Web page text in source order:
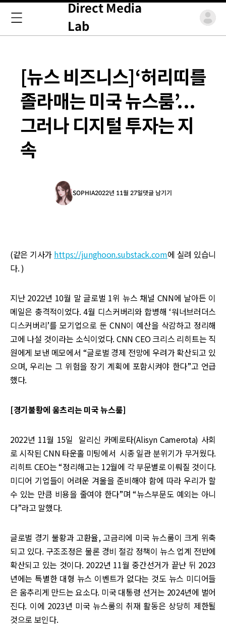
Direct Media
Lab
[뉴스 비즈니스]‘허리띠를
졸라매는 미국 뉴스룸’...
그러나 디지털 투자는 지
속
SOPHIA2022년 11월 27일댓글 남기기
(같은 기사가 https://junghoon.substack.com에 실려 있습니
다. )
지난 2022년 10월 말 글로벌 1위 뉴스 채널 CNN에 날아든 이
메일은 충격적이었다. 4월 디스커버리와 합병해 ‘워너브러더스
디스커버리’를 모기업으로 둔 CNN이 예산을 삭감하고 정리해
고에 나설 것이라는 소식이었다. CNN CEO 크리스 리히트는 직
원에게 보낸 메모에서 “글로벌 경제 전망에 우려가 확산되고 있
으며, 우리는 그 위험을 장기 계획에 포함시켜야 한다”고 언급
했다.
[경기불황에 움츠리는 미국 뉴스룸]
2022년 11월 15일 알리신 카메로타(Alisyn Camerota) 사회
로 시작된 CNN 타운홀 미팅에서 시종 일관 분위기가 무거웠다.
리히트 CEO는 “정리해고는 12월에 각 부문별로 이뤄질 것이다.
미디어 기업들이 어려운 겨울을 준비해야 함에 따라 우리가 할
수 있는 만큼 비용을 줄여야 한다”며 “뉴스부문도 예외는 아니
다”라고 말했다.
글로벌 경기 불황과 고환율, 고금리에 미국 뉴스룸이 크게 위축
되고 있다. 구조조정은 물론 경비 절감 정책이 뉴스 업계 전반에
확산되고 있는 것이다. 2022년 11월 중간선거가 끝난 뒤 2023
년에는 특별한 대형 뉴스 이벤트가 없다는 것도 뉴스 미디어들
은 움추리게 만드는 요소다. 미국 대통령 선거는 2024년에 벌어
진다. 이에 2023년 미국 뉴스룸의 취재 활동은 상당히 제한될
것으로 보인다.